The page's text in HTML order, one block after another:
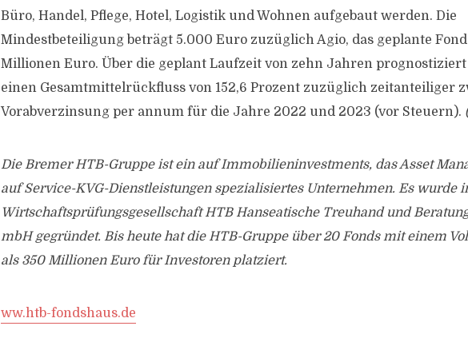
Büro, Handel, Pflege, Hotel, Logistik und Wohnen aufgebaut werden. Die
Mindestbeteiligung beträgt 5.000 Euro zuzüglich Agio, das geplante
Millionen Euro. Über die geplant Laufzeit von zehn Jahren
einen Gesamtmittelrückfluss von 152,6 Prozent zuzüglich zeitanteiliger
Vorabverzinsung per annum für die Jahre 2022 und 2023 (vor Steuern).
Die Bremer HTB-Gruppe ist ein auf Immobilieninvestments, das Asset
auf Service-KVG-Dienstleistungen spezialisiertes Unternehmen. Es wurde
Wirtschaftsprüfungsgesellschaft HTB Hanseatische Treuhand und
mbH gegründet. Bis heute hat die HTB-Gruppe über 20 Fonds mit einem
als 350 Millionen Euro für Investoren platziert.
ww.htb-fondshaus.de